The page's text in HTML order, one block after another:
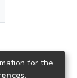
for the